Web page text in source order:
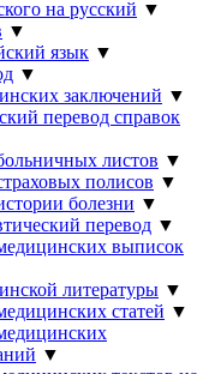
на русский ▼
▼
язык ▼
▼
заключений ▼
перевод справок
листов ▼
полисов ▼
болезни ▼
перевод ▼
выписок
литературы ▼
статей ▼
▼